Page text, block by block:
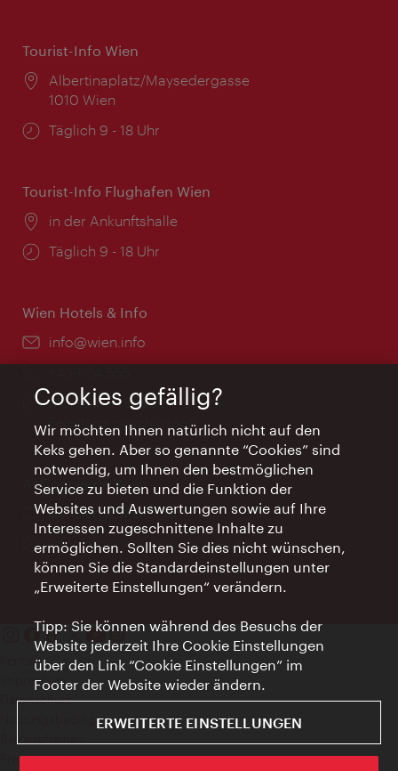
Tourist-Info Wien
Ort:
Albertinaplatz/Maysedergasse
1010 Wien
Öffnungszeiten:
Täglich 9 - 18 Uhr
Tourist-Info Flughafen Wien
Ort:
in der Ankunftshalle
Öffnungszeiten:
Täglich 9 - 18 Uhr
Wien Hotels & Info
Email:
info@wien.info
Öffnungszeiten:
Montag - Freitag 9 – 17 Uhr
Feiertags geschlossen
AI Concierge Wien
Ort:
concierge.wien.info
Öffnungszeiten:
Informationen rund um die Uhr
Kontakt
Impressum
Datenschutz
Nutzungsbedingungen
Presse-Kontakt
Cookies gefällig?
Wir möchten Ihnen natürlich nicht auf den
Keks gehen. Aber so genannte “Cookies” sind
notwendig, um Ihnen den bestmöglichen
Service zu bieten und die Funktion der
Websites und Auswertungen sowie auf Ihre
Interessen zugeschnittene Inhalte zu
ermöglichen. Sollten Sie dies nicht wünschen,
können Sie die Standardeinstellungen unter
„Erweiterte Einstellungen“ verändern.
Tipp: Sie können während des Besuchs der
Website jederzeit Ihre Cookie Einstellungen
über den Link “Cookie Einstellungen” im
Footer der Website wieder ändern.
ERWEITERTE EINSTELLUNGEN